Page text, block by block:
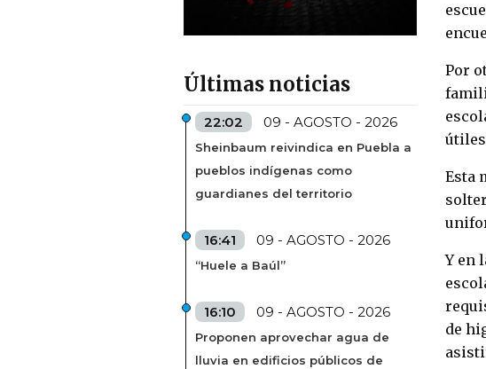
Últimas noticias
22:02 09 - AGOSTO - 2026
Sheinbaum reivindica en Puebla a
pueblos indígenas como
guardianes del territorio
16:41 09 - AGOSTO - 2026
“Huele a Baúl”
16:10 09 - AGOSTO - 2026
Proponen aprovechar agua de
lluvia en edificios públicos de
Por
Esta
Y en
de